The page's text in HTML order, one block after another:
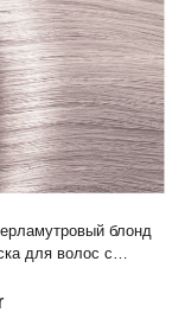
блонд
для волос с
протеинами линии